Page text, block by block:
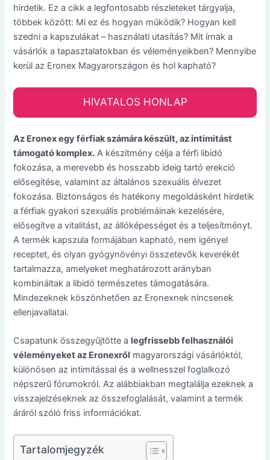
hirdetik. Ez a cikk a legfontosabb részleteket tárgyalja,
többek között: Mi ez és hogyan működik? Hogyan kell
szedni a kapszulákat – használati utasítás? Mit írnak a
vásárlók a tapasztalatokban és véleményeikben? Mennyibe
kerül az Eronex Magyarországon és hol kapható?
HIVATALOS HONLAP
Az Eronex egy férfiak számára készült, az intimitást
támogató komplex. A készítmény célja a férfi libidó
fokozása, a merevebb és hosszabb ideig tartó erekció
elősegítése, valamint az általános szexuális élvezet
fokozása. Biztonságos és hatékony megoldásként hirdetik
a férfiak gyakori szexuális problémáinak kezelésére,
elősegítve a vitalitást, az állóképességet és a teljesítményt.
A termék kapszula formájában kapható, nem igényel
receptet, és olyan gyógynövényi összetevők keverékét
tartalmazza, amelyeket meghatározott arányban
kombináltak a libidó természetes támogatására.
Mindezeknek köszönhetően az Eronexnek nincsenek
ellenjavallatai.
Csapatunk összegyűjtötte a legfrissebb felhasználói
véleményeket az Eronexről magyarországi vásárlóktól,
különösen az intimitással és a wellnesszel foglalkozó
népszerű fórumokról. Az alábbiakban megtalálja ezeknek a
visszajelzéseknek az összefoglalását, valamint a termék
áráról szóló friss információkat.
Tartalomjegyzék